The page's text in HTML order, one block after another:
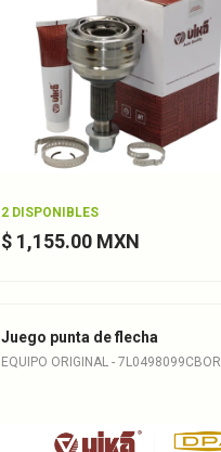
2 DISPONIBLES
$ 1,155.00 MXN
Juego punta de flecha
EQUIPO ORIGINAL - 7L0498099CBOR